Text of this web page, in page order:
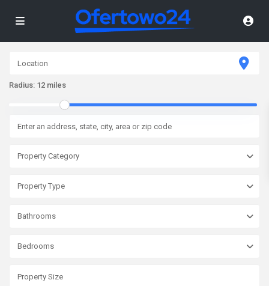
Radius: 12 miles
Property Category
Property Type
Bathrooms
Bedrooms